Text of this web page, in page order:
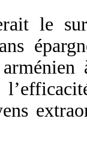
le